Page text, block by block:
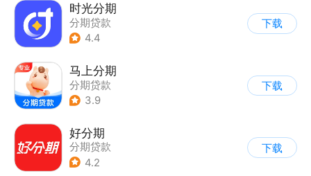
时光分期
分期贷款
4.4
下载
马上分期
分期贷款
3.9
下载
好分期
分期贷款
4.2
下载